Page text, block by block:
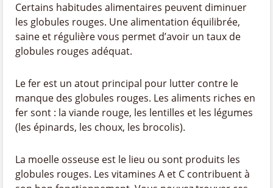
Certains habitudes alimentaires peuvent diminuer
les globules rouges. Une alimentation équilibrée,
saine et régulière vous permet d’avoir un taux de
globules rouges adéquat.
Le fer est un atout principal pour lutter contre le
manque des globules rouges. Les aliments riches en
fer sont : la viande rouge, les lentilles et les légumes
(les épinards, les choux, les brocolis).
La moelle osseuse est le lieu ou sont produits les
globules rouges. Les vitamines A et C contribuent à